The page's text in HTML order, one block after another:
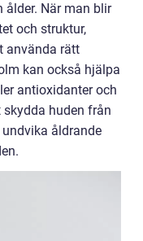
ålder. När man blir
och struktur,
använda rätt
kan också hjälpa
antioxidanter och
huden från
åldrande